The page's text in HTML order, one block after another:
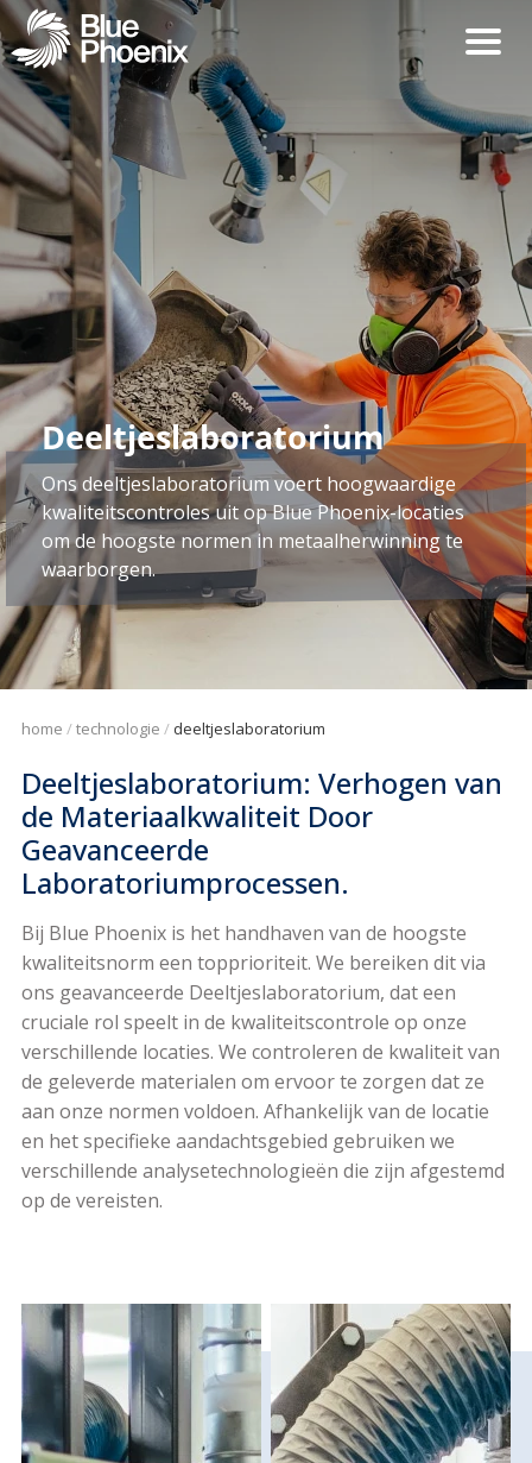
Deeltjeslaboratorium
Ons deeltjeslaboratorium voert hoogwaardige
kwaliteitscontroles uit op Blue Phoenix-locaties
om de hoogste normen in metaalherwinning te
waarborgen.
home technologie deeltjeslaboratorium
Deeltjeslaboratorium: Verhogen van
de Materiaalkwaliteit Door
Geavanceerde
Laboratoriumprocessen.
Bij Blue Phoenix is het handhaven van de hoogste
kwaliteitsnorm een topprioriteit. We bereiken dit via
ons geavanceerde Deeltjeslaboratorium, dat een
cruciale rol speelt in de kwaliteitscontrole op onze
verschillende locaties. We controleren de kwaliteit van
de geleverde materialen om ervoor te zorgen dat ze
aan onze normen voldoen. Afhankelijk van de locatie
en het specifieke aandachtsgebied gebruiken we
verschillende analysetechnologieën die zijn afgestemd
op de vereisten.